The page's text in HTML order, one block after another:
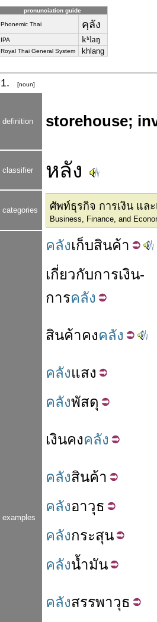
pronunciation guide
Phonemic Thai คฺลัง
IPA kʰlaŋ
Royal Thai General System khlang
1. [noun]
definition storehouse;
classifier หลัง
categories ศัพท์ธุรกิจ การเงิน แล
Business, Finance, and
examples
คลังเก็บสินค้า
เกี่ยวกับการเงิน-
การคลัง
สินค้าคงคลัง
คลังแสง
คลังพัสดุ
เงินคงคลัง
คลังสินค้า
คลังอาวุธ
คลังกระสุน
คลังน้ำมัน
คลังสรรพาวุธ